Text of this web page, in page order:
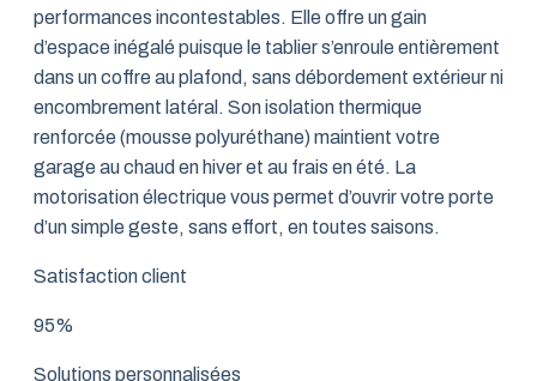
performances incontestables. Elle offre un gain
d’espace inégalé puisque le tablier s’enroule entièrement
dans un coffre au plafond, sans débordement extérieur ni
encombrement latéral. Son isolation thermique
renforcée (mousse polyuréthane) maintient votre
garage au chaud en hiver et au frais en été. La
motorisation électrique vous permet d’ouvrir votre porte
d’un simple geste, sans effort, en toutes saisons.
Satisfaction client
95%
Solutions personnalisées